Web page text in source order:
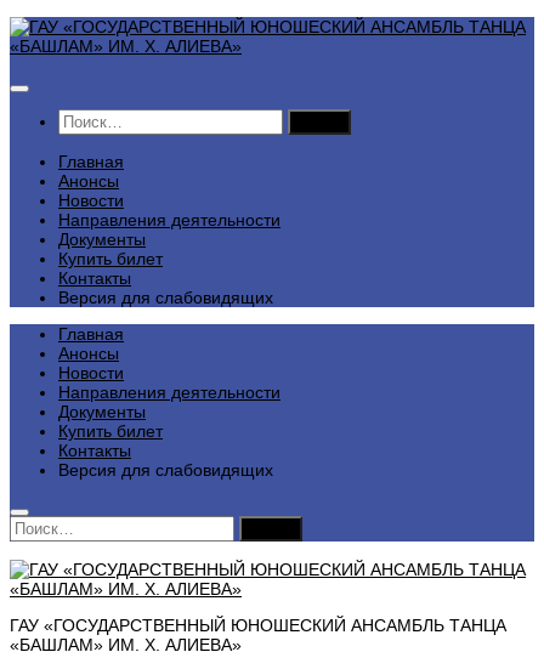
Перейти
к
Найти:
Главная
Анонсы
Новости
Направления деятельности
Документы
Купить билет
Контакты
Версия для слабовидящих
Главная
Анонсы
Новости
Направления деятельности
Документы
Купить билет
Контакты
Версия для слабовидящих
Найти:
ГАУ «ГОСУДАРСТВЕННЫЙ ЮНОШЕСКИЙ АНСАМБЛЬ ТАНЦА
«БАШЛАМ» ИМ. Х. АЛИЕВА»